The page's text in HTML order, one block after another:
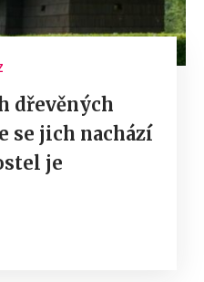
dřevěných
se jich nachází
je